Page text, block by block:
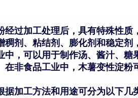
经过加工处理后，具有特殊性质
稠剂、粘结剂、膨化剂和稳定剂
中，可以用于制作汤、酱汁、糖
在非食品工业中，木薯变性淀粉
加工方法和用途可分为以下几